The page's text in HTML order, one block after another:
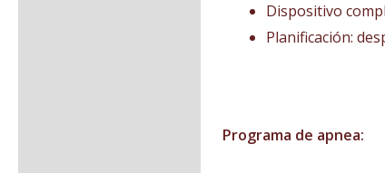
Dispositivo
Planificación:
Programa de apnea: